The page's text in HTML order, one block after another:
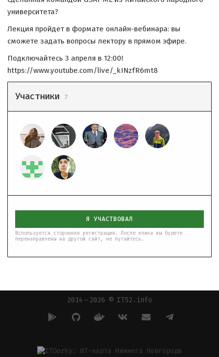
университета?
Лекция пройдет в формате онлайн-вебинара: вы
сможете задать вопросы лектору в прямом эфире.
Подключайтесь 3 апреля в 12:00!
https://www.youtube.com/live/_kINzfR6mt8
Участники 7
Я УЧАСТВОВАЛ
Используется сторонняя регистрация. После клика вы будете
перенаправлены на другой сайт, не пугайтесь.
2014 — 2026 © IT52.info